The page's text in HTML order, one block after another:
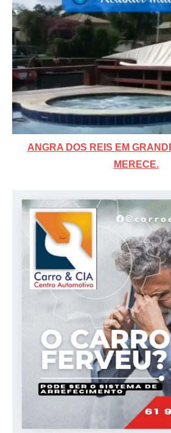
ANGRA DOS REIS EM
MERECE.